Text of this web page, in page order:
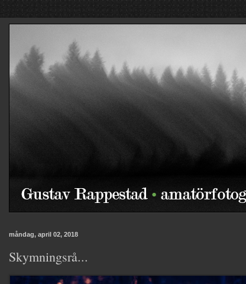
måndag, april 02, 2018
Skymningsrå...